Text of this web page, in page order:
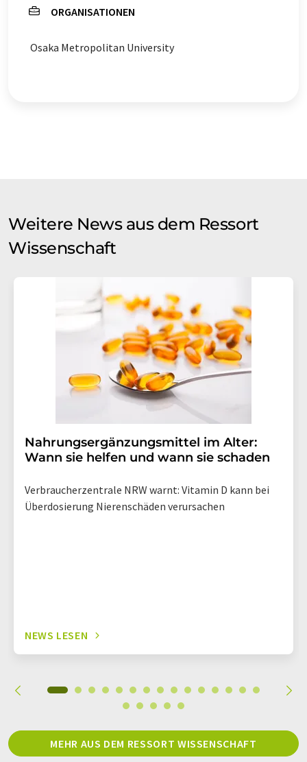
ORGANISATIONEN
Osaka Metropolitan University
Weitere News aus dem Ressort
Wissenschaft
Nahrungsergänzungsmittel im Alter:
Wann sie helfen und wann sie schaden
Verbraucherzentrale NRW warnt: Vitamin D kann bei
Überdosierung Nierenschäden verursachen
NEWS LESEN
MEHR AUS DEM RESSORT WISSENSCHAFT